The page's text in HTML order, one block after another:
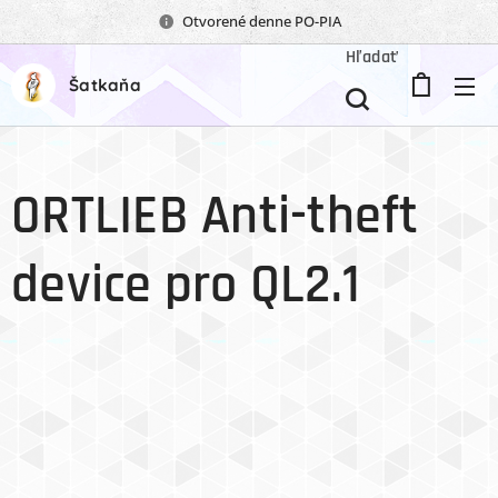
Otvorené denne PO-PIA
Šatkaňa
Hľadať
ORTLIEB Anti-theft
device pro QL2.1